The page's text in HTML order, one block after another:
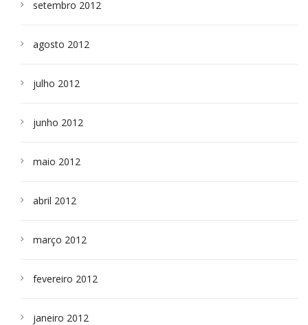
setembro 2012
agosto 2012
julho 2012
junho 2012
maio 2012
abril 2012
março 2012
fevereiro 2012
janeiro 2012